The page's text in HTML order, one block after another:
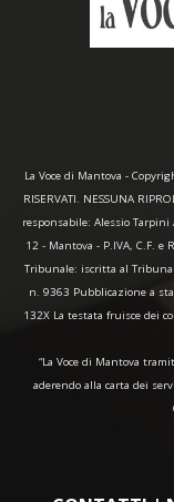
La Voce di Mantova -
RISERVATI. NESSUNA
responsabile: Alessio
12 - Mantova - P.IVA, C.F.
Tribunale: iscritta al
n. 9363 Pubblicazione a
132X La testata fruisce dei
“La Voce di Mantova
aderendo alla carta dei